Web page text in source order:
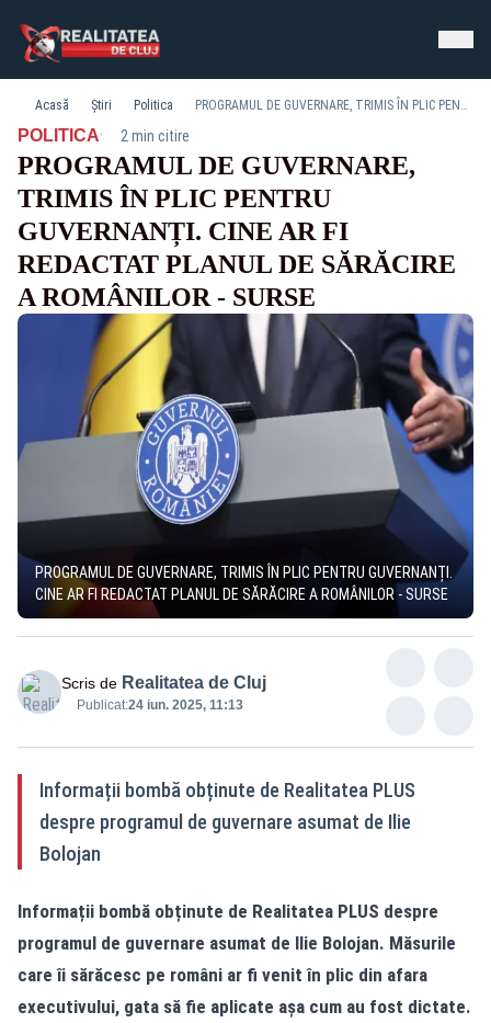
Acasă Știri Politica PROGRAMUL DE GUVERNARE, TRIMIS ÎN PLIC PENTRU GUVERNANȚI. CINE AR FI REDACTAT PLANUL DE SĂRĂCIRE A ROMÂNILOR - SURSE
POLITICA· 2 min citire
PROGRAMUL DE GUVERNARE,
TRIMIS ÎN PLIC PENTRU
GUVERNANȚI. CINE AR FI
REDACTAT PLANUL DE SĂRĂCIRE
A ROMÂNILOR - SURSE
PROGRAMUL DE GUVERNARE, TRIMIS ÎN PLIC PENTRU GUVERNANȚI.
CINE AR FI REDACTAT PLANUL DE SĂRĂCIRE A ROMÂNILOR - SURSE
Scris de Realitatea de Cluj
Publicat:24 iun. 2025, 11:13
Informații bombă obținute de Realitatea PLUS
despre programul de guvernare asumat de Ilie
Bolojan
Informații bombă obținute de Realitatea PLUS despre
programul de guvernare asumat de Ilie Bolojan. Măsurile
care îi sărăcesc pe români ar fi venit în plic din afara
executivului, gata să fie aplicate așa cum au fost dictate.